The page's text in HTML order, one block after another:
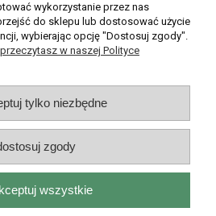
Moje konto
i dostawa
Informacje
O nas
Olszewskiego 99, 51-638 Wrocław |
|537 71 71 71| NIP: 8982036706 |
wykorzystanie przez nas
do sklepu lub dostosować użycie
wybierając opcję "Dostosuj zgody".
w naszej Polityce
tylko niezbędne
zgody
wszystkie